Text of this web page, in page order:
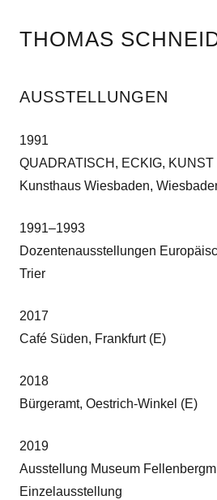
InhaltTHOMAS
AUSSTELLUNGEN
1991
QUADRATISCH, ECKIG, KUNST
Kunsthaus Wiesbaden,
1991–1993
Dozentenausstellungen
Trier
2017
Café Süden, Frankfurt (E)
2018
Bürgeramt, Oestrich-Winkel (E)
2019
Ausstellung Museum
Einzelausstellung